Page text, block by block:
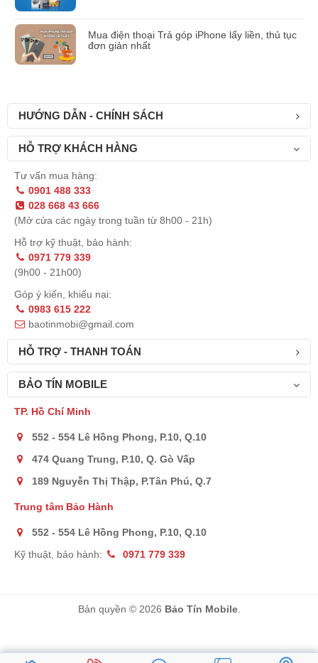
Mua điện thoại Trả góp iPhone lấy liền, thủ tục
đơn giản nhất
HƯỚNG DẪN - CHÍNH SÁCH
HỖ TRỢ KHÁCH HÀNG
Tư vấn mua hàng:
0901 488 333
028 668 43 666
(Mở cửa các ngày trong tuần từ 8h00 - 21h)
Hỗ trợ kỹ thuật, bảo hành:
0971 779 339
(9h00 - 21h00)
Góp ý kiến, khiếu nại:
0983 615 222
baotinmobi@gmail.com
HỖ TRỢ - THANH TOÁN
BẢO TÍN MOBILE
TP. Hồ Chí Minh
552 - 554 Lê Hồng Phong, P.10, Q.10
474 Quang Trung, P.10, Q. Gò Vấp
189 Nguyễn Thị Thập, P.Tân Phú, Q.7
Trung tâm Bảo Hành
552 - 554 Lê Hồng Phong, P.10, Q.10
Kỹ thuật, bảo hành:
0971 779 339
Bản quyền © 2026 Bảo Tín Mobile.